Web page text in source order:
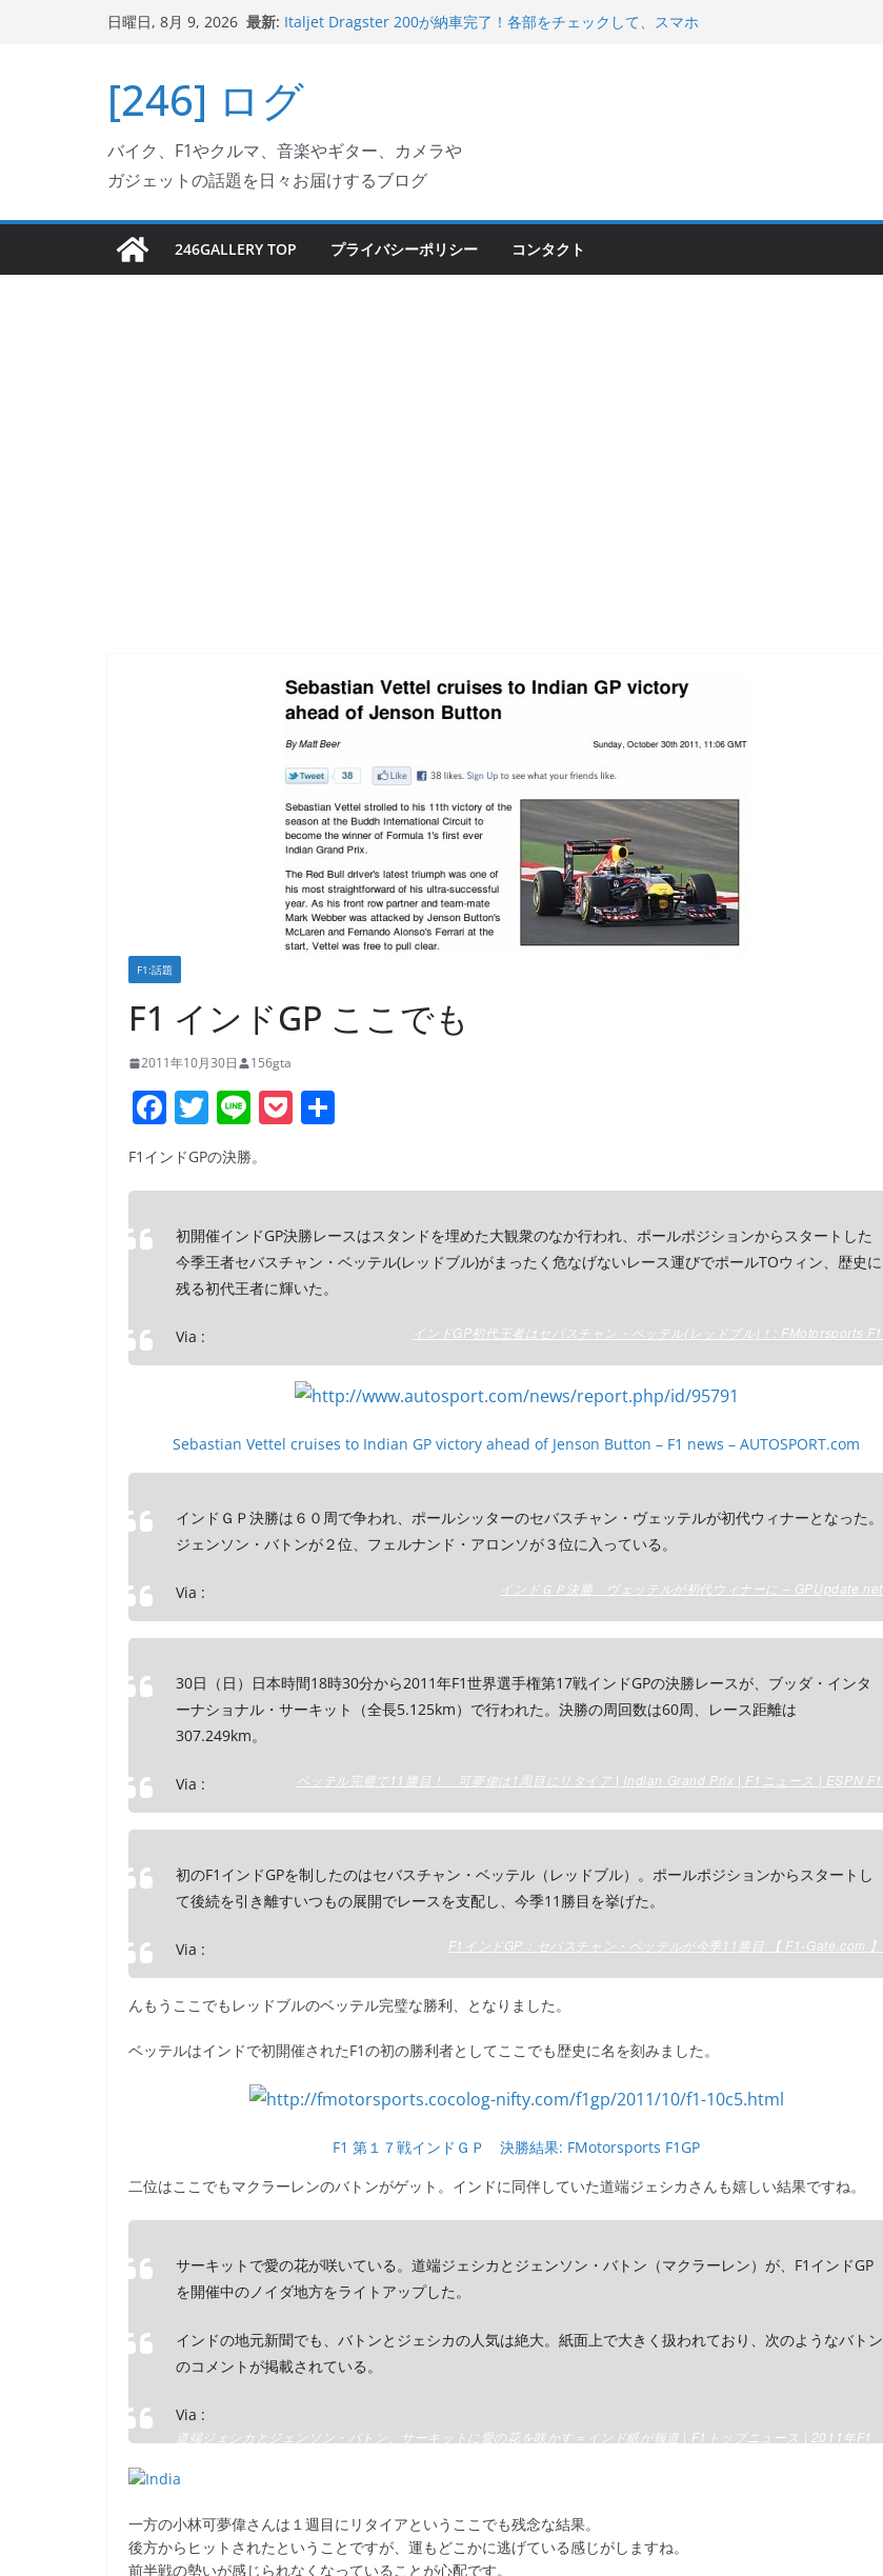
キ
プ
日曜日, 8月 9, 2026 最新: リングが楽しくなった
Jeff Beck 逝去
Ken Block 逝去
フェクターが返礼品でもらえる！
[246] ログ
バイク、F1やクルマ、音楽やギター、カメラや
ガジェットの話題を日々お届けするブログ
246GALLERY TOP プライバシーポリシー コンタクト
F1:話題
F1 インドGP ここでも
2011年10月30日 156gta
F
a
c
b
o
o
k
T
w
itt
Li
e
P
F1インドGPの決勝。
初開催インドGP決勝レースはスタンドを埋めた大観衆のなか行われ、ポールポジションからスタートした
今季王者セバスチャン・ベッテル(レッドブル)がまったく危なげないレース運びでポールTOウィン、歴史に
残る初代王者に輝いた。
Via : インドGP初代王者はセバスチャン・ベッテル(レッドブル)！: FMotorsports F1
Sebastian Vettel cruises to Indian GP victory ahead of Jenson Button – F1 news – AUTOSPORT.com
インドＧＰ決勝は６０周で争われ、ポールシッターのセバスチャン・ヴェッテルが初代ウィナーとなった。
ジェンソン・バトンが２位、フェルナンド・アロンソが３位に入っている。
Via : インドＧＰ決勝 ヴェッテルが初代ウィナーに – GPUpdate.net
30日（日）日本時間18時30分から2011年F1世界選手権第17戦インドGPの決勝レースが、ブッダ・インタ
ーナショナル・サーキット（全長5.125km）で行われた。決勝の周回数は60周、レース距離は
307.249km。
Via : ベッテル完勝で11勝目！ 可夢偉は1周目にリタイア | Indian Grand Prix | F1ニュース | ESPN F1
初のF1インドGPを制したのはセバスチャン・ベッテル（レッドブル）。ポールポジションからスタートし
て後続を引き離すいつもの展開でレースを支配し、今季11勝目を挙げた。
Via : F1インドGP：セバスチャン・ベッテルが今季11勝目 【 F1-Gate.com 】
んもうここでもレッドブルのベッテル完璧な勝利、となりました。
ベッテルはインドで初開催されたF1の初の勝利者としてここでも歴史に名を刻みました。
F1 第１７戦インドＧＰ 決勝結果: FMotorsports F1GP
二位はここでもマクラーレンのバトンがゲット。インドに同伴していた道端ジェシカさんも嬉しい結果ですね。
サーキットで愛の花が咲いている。道端ジェシカとジェンソン・バトン（マクラーレン）が、F1インドGP
を開催中のノイダ地方をライトアップした。
インドの地元新聞でも、バトンとジェシカの人気は絶大。紙面上で大きく扱われており、次のようなバトン
のコメントが掲載されている。
Via :
道端ジェシカとジェンソン・バトン、サーキットに愛の花を咲かす＝インド紙が報道 | F1トップニュース | 2011年F1
一方の小林可夢偉さんは１週目にリタイアというここでも残念な結果。
後方からヒットされたということですが、運もどこかに逃げている感じがしますね。
前半戦の勢いが感じられなくなっていることが心配です。